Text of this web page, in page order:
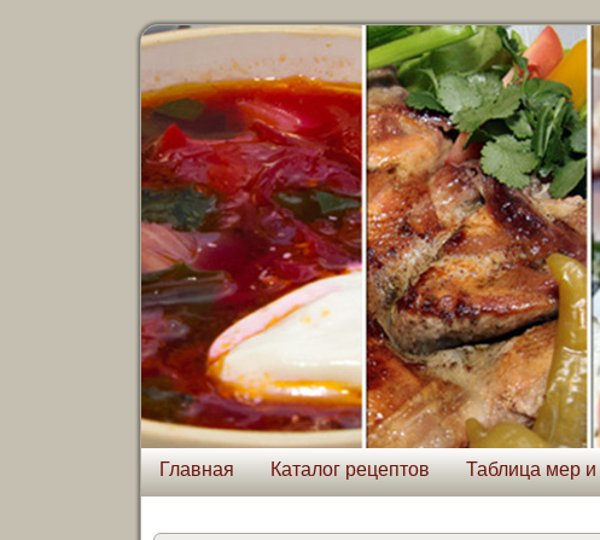
Главная Каталог рецептов Таблица мер и